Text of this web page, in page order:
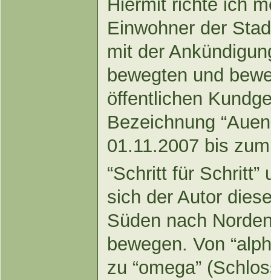
Hiermit richte ich
Einwohner der
mit der
bewegten und
öffentlichen
Bezeichnung
01.11.2007 bis
“Schritt für Schritt”
sich der Autor
Süden nach
bewegen. Von
zu “omega”